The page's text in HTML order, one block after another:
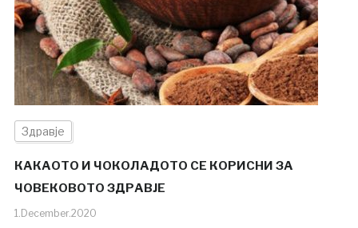
Здравје
КАКАОТО И ЧОКОЛАДОТО СЕ КОРИСНИ ЗА
ЧОВЕКОВОТО ЗДРАВЈЕ
1.December.2020